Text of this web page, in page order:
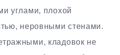
углами, плохой
неровными стенами.
кладовок не